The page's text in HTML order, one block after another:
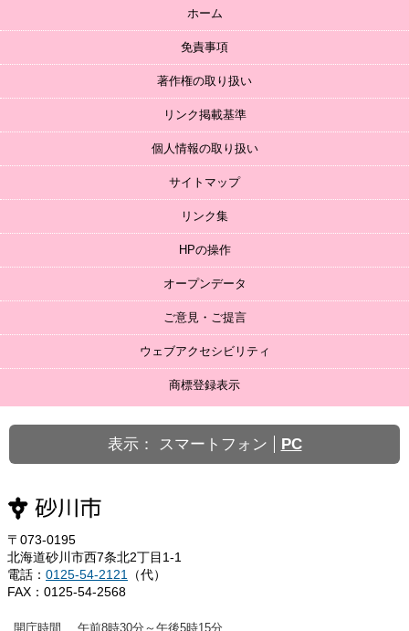
ホーム
免責事項
著作権の取り扱い
リンク掲載基準
個人情報の取り扱い
サイトマップ
リンク集
HPの操作
オープンデータ
ご意見・ご提言
ウェブアクセシビリティ
商標登録表示
表示： スマートフォン PC
〒073-0195
北海道砂川市西7条北2丁目1-1
電話： 0125-54-2121
（代）
FAX：0125-54-2568
開庁時間 午前8時30分～午後5時15分